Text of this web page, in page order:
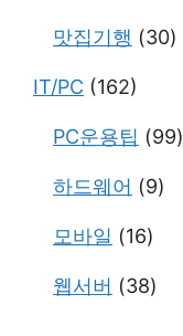
맛집기행 (30)
IT/PC (162)
PC운용팁 (99)
하드웨어 (9)
모바일 (16)
웹서버 (38)